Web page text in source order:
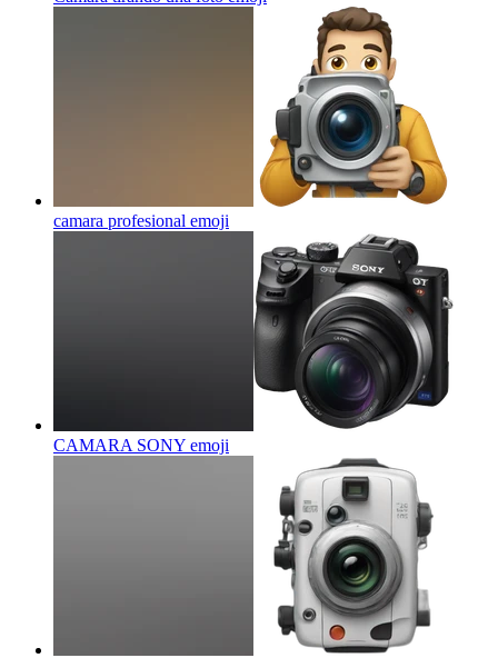
camara profesional emoji
CAMARA SONY emoji